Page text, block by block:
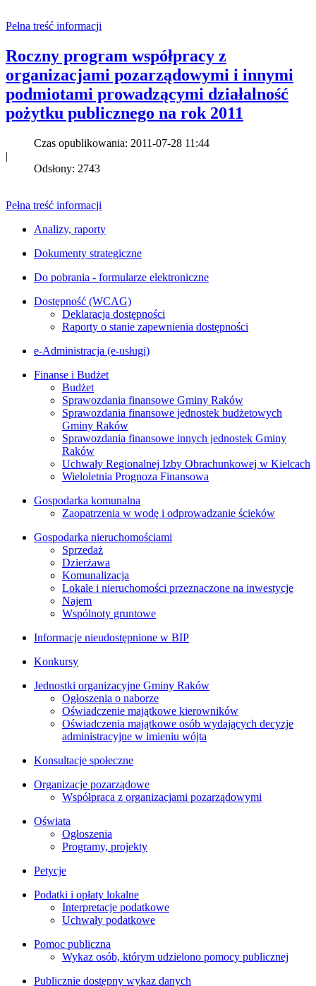
Pełna treść informacji
Roczny program współpracy z
organizacjami pozarządowymi i innymi
podmiotami prowadzącymi działalność
pożytku publicznego na rok 2011
Czas opublikowania: 2011-07-28 11:44
|
Odsłony: 2743
Pełna treść informacji
Analizy, raporty
Dokumenty strategiczne
Do pobrania - formularze elektroniczne
Dostępność (WCAG)
Deklaracja dostępności
Raporty o stanie zapewnienia dostępności
e-Administracja (e-usługi)
Finanse i Budżet
Budżet
Sprawozdania finansowe Gminy Raków
Sprawozdania finansowe jednostek budżetowych
Gminy Raków
Sprawozdania finansowe innych jednostek Gminy
Raków
Uchwały Regionalnej Izby Obrachunkowej w Kielcach
Wieloletnia Prognoza Finansowa
Gospodarka komunalna
Zaopatrzenia w wodę i odprowadzanie ścieków
Gospodarka nieruchomościami
Sprzedaż
Dzierżawa
Komunalizacja
Lokale i nieruchomości przeznaczone na inwestycje
Najem
Wspólnoty gruntowe
Informacje nieudostępnione w BIP
Konkursy
Jednostki organizacyjne Gminy Raków
Ogłoszenia o naborze
Oświadczenie majątkowe kierowników
Oświadczenia majątkowe osób wydających decyzje
administracyjne w imieniu wójta
Konsultacje społeczne
Organizacje pozarządowe
Współpraca z organizacjami pozarządowymi
Oświata
Ogłoszenia
Programy, projekty
Petycje
Podatki i opłaty lokalne
Interpretacje podatkowe
Uchwały podatkowe
Pomoc publiczna
Wykaz osób, którym udzielono pomocy publicznej
Publicznie dostępny wykaz danych